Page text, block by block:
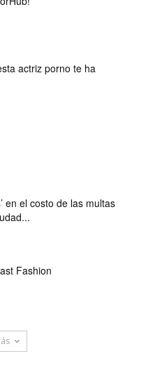
actriz porno te ha
en el costo de las multas
Fashion